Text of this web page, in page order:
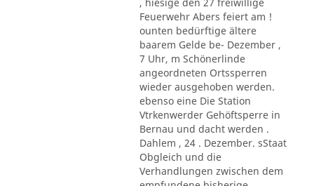
Feuerwehr Abers feiert am !
ounten bedürftige ältere
baarem Gelde be- Dezember ,
7 Uhr, m Schönerlinde
angeordneten Ortssperren
wieder ausgehoben werden.
ebenso eine Die Station
Vtrkenwerder Gehöftsperre in
Bernau und dacht werden .
Dahlem , 24 . Dezember. sStaat
Obgleich und die
Verhandlungen zwischen dem